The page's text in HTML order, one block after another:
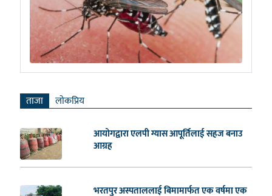
ताजा लाेकप्रिय
आयोगद्वारा एलपी ग्यास आपूर्तिलाई सहज बनाउ
आग्रह
भरतपुर अस्पताललाई बिमामार्फत एक वर्षमा एक